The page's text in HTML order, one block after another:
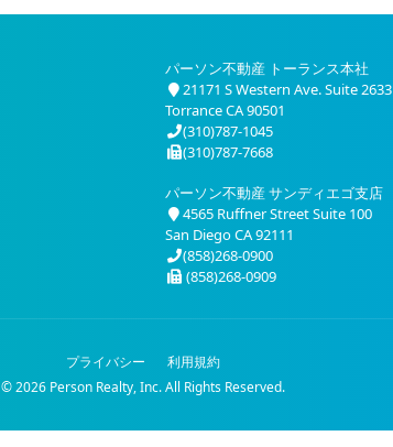
パーソン不動産 トーランス本社
21171 S Western Ave. Suite 2633
Torrance CA 90501
(310)787-1045
(310)787-7668
パーソン不動産 サンディエゴ支店
4565 Ruffner Street Suite 100
San Diego CA 92111
(858)268-0900
(858)268-0909
プライバシー
利用規約
© 2026 Person Realty, Inc. All Rights Reserved.